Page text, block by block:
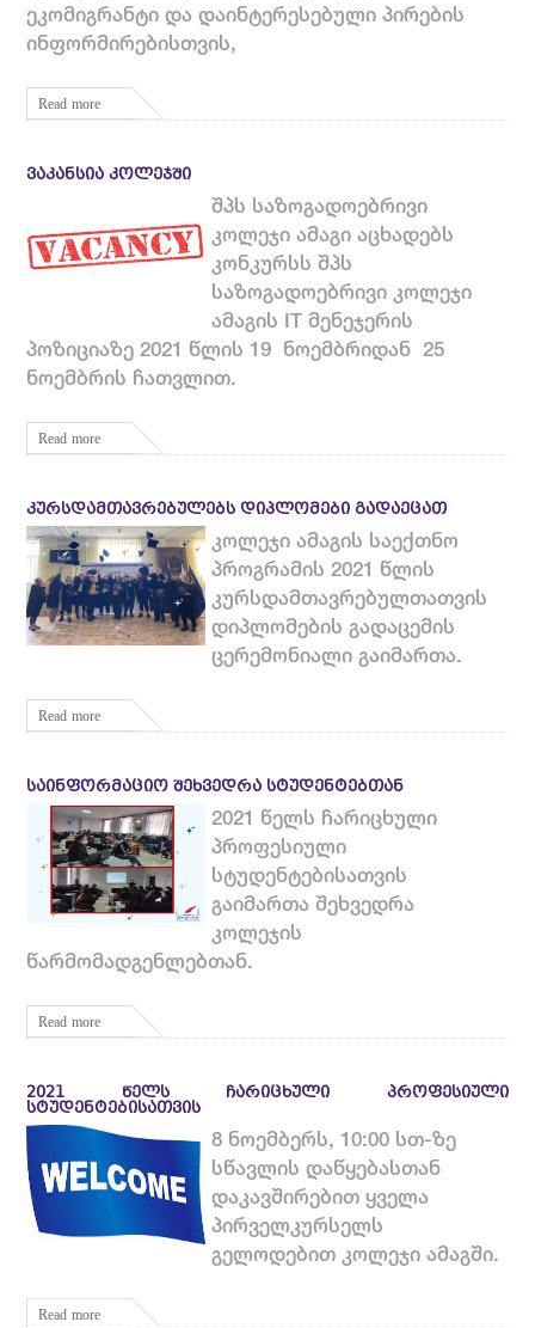
ეკომიგრანტი და დაინტერესებული პირების
ინფორმირებისთვის,
Read more
ᲕᲐᲙᲐᲜᲡᲘᲐ ᲙᲝᲚᲔᲯᲨᲘ
შპს საზოგადოებრივი
კოლეჯი ამაგი აცხადებს
კონკურსს შპს
საზოგადოებრივი კოლეჯი
ამაგის IT მენეჯერის
პოზიციაზე 2021 წლის 19 ნოემბრიდან 25
ნოემბრის ჩათვლით.
Read more
ᲙᲣᲠᲡᲓᲐᲛᲗᲐᲕᲠᲔᲑᲣᲚᲔᲑᲡ ᲓᲘᲞᲚᲝᲛᲔᲑᲘ ᲒᲐᲓᲐᲔᲪᲐᲗ
კოლეჯი ამაგის საექთნო
პროგრამის 2021 წლის
კურსდამთავრებულთათვის
დიპლომების გადაცემის
ცერემონიალი გაიმართა.
Read more
ᲡᲐᲘᲜᲤᲝᲠᲛᲐᲪᲘᲝ ᲨᲔᲮᲕᲔᲓᲠᲐ ᲡᲢᲣᲓᲔᲜᲢᲔᲑᲗᲐᲜ
2021 წელს ჩარიცხული
პროფესიული
სტუდენტებისათვის
გაიმართა შეხვედრა
კოლეჯის
წარმომადგენლებთან.
Read more
2021 ᲬᲔᲚᲡ ᲩᲐᲠᲘᲪᲮᲣᲚᲘ ᲞᲠᲝᲤᲔᲡᲘᲣᲚᲘ
ᲡᲢᲣᲓᲔᲜᲢᲔᲑᲘᲡᲐᲗᲕᲘᲡ
8 ნოემბერს, 10:00 სთ-ზე
სწავლის დაწყებასთან
დაკავშირებით ყველა
პირველკურსელს
გელოდებით კოლეჯი ამაგში.
Read more